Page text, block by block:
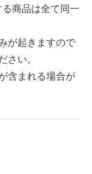
商品は全て同一
が起きますので
さい。
含まれる場合が